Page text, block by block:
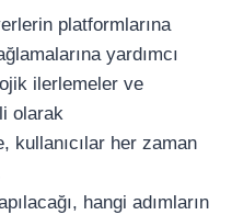
platformlarına
yardımcı
ilerlemeler ve
olarak
kullanıcılar her zaman
hangi adımların